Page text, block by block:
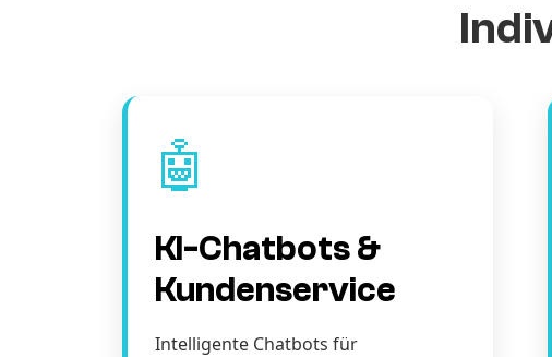
🤖
KI-Chatbots &
Kundenservice
Intelligente Chatbots für